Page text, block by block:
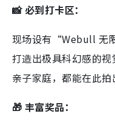
📸 必到打卡区：
现场设有“Webull 无
打造出极具科幻感的
亲子家庭，都能在此拍
🎁 丰富奖品：